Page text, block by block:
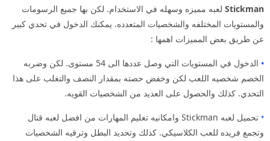
Stickman لعبه مميزه وسهله في الاستخدام. لكن بها جميع الرسومات
والمستويات المختلفه والشخصيات المتعدده. يمكنك الدخول في تحدي كبير
عن طريق بعض المميزات اهمها :
•
الدخول في المستويات التي وصل عددها الى 54 مستوى. لكن وضربه
الخصم شخصيه اللعب لكن وخفض حصته بمقدار النصف والتغلب على هذا
التحدي. كذلك والحصول على العديد من الشخصيات القويه.
•
تحميل لعبه Stickman وامكانيه تعليم المهارات من افضل لعبه قتال
وتجمع فريده للعب الكلاسيكي. كذلك وتحديد البطل وترقيه الشخصيات